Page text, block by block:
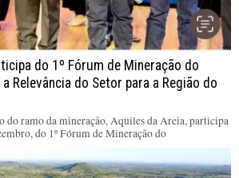
do 1º Fórum de Mineração do
Relevância do Setor para a Região do
do ramo da mineração, Aquiles da Areia, participa
do 1º Fórum de Mineração do